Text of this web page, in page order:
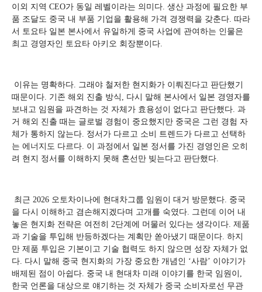
이외 지역 CEO가 동일 레벨이라는 의미다. 생산 과정에 필요한 부
품 조달도 중국 내 부품 기업을 활용해 가격 경쟁력을 갖춘다. 따라
서 토요타 일본 본사에서 유일하게 중국 사업에 관여하는 인물은
최고 경영자인 토요타 아키오 회장뿐이다.
이유는 명확하다. 그래야 철저한 현지화가 이뤄진다고 판단했기
때문이다. 기존 해외 진출 방식, 다시 말해 본사에서 일본 경영자를
보내고 임원을 파견하는 것 자체가 효용성이 없다고 판단했다. 과
거 해외 진출 때는 글로벌 경험이 중요했지만 중국은 그런 경험 자
체가 통하지 않는다. 정서가 다르고 소비 트렌드가 다르고 선택하
는 에너지도 다르다. 이 과정에서 일본 정서를 가진 경영인은 오히
려 현지 정서를 이해하지 못해 혼선만 빚는다고 판단했다.
최근 2026 오토차이나에 현대차그룹 임원이 대거 방문했다. 중국
을 다시 이해하고 겸손해지겠다며 고개를 숙였다. 그런데 이어 내
놓은 현지화 전략은 여전히 2단계에 머물러 있다는 생각이다. 제품
과 기술을 투입해 반등하겠다는 계획만 쏟아냈기 때문이다. 하지
만 제품 투입은 기본이고 기술 협력도 하지 않으면 성장 자체가 없
다. 다시 말해 중국 현지화의 가장 중요한 개념인 ‘사람’ 이야기가
배제된 점이 아쉽다. 중국 내 현대차 미래 이야기를 한국 임원이,
한국 언론을 대상으로 얘기하는 것 자체가 중국 소비자로선 무관